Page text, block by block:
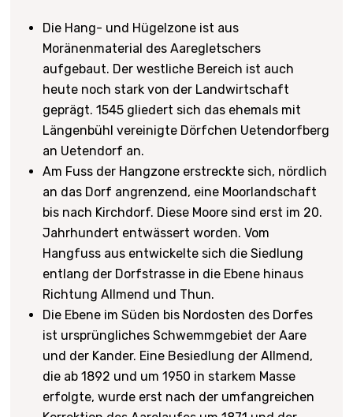
Die Hang- und Hügelzone ist aus
Moränenmaterial des Aaregletschers
aufgebaut. Der westliche Bereich ist auch
heute noch stark von der Landwirtschaft
geprägt. 1545 gliedert sich das ehemals mit
Längenbühl vereinigte Dörfchen Uetendorfberg
an Uetendorf an.
Am Fuss der Hangzone erstreckte sich, nördlich
an das Dorf angrenzend, eine Moorlandschaft
bis nach Kirchdorf. Diese Moore sind erst im 20.
Jahrhundert entwässert worden. Vom
Hangfuss aus entwickelte sich die Siedlung
entlang der Dorfstrasse in die Ebene hinaus
Richtung Allmend und Thun.
Die Ebene im Süden bis Nordosten des Dorfes
ist ursprüngliches Schwemmgebiet der Aare
und der Kander. Eine Besiedlung der Allmend,
die ab 1892 und um 1950 in starkem Masse
erfolgte, wurde erst nach der umfangreichen